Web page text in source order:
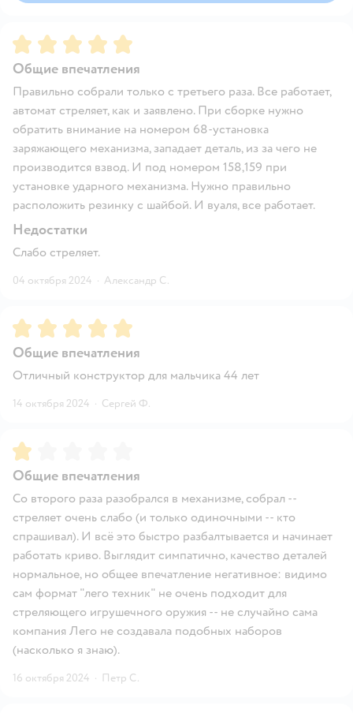
Рейтинг:5
Общие впечатления
Правильно собрали только с третьего раза. Все работает,
автомат стреляет, как и заявлено. При сборке нужно
обратить внимание на номером 68-установка
заряжающего механизма, западает деталь, из за чего не
производится взвод. И под номером 158,159 при
установке ударного механизма. Нужно правильно
расположить резинку с шайбой. И вуаля, все работает.
Недостатки
Слабо стреляет.
04 октября 2024 · Александр С.
Рейтинг:5
Общие впечатления
Отличный конструктор для мальчика 44 лет
14 октября 2024 · Сергей Ф.
Рейтинг:
Общие впечатления
Со второго раза разобрался в механизме, собрал --
стреляет очень слабо (и только одиночными -- кто
спрашивал). И всё это быстро разбалтывается и начинает
работать криво. Выглядит симпатично, качество деталей
нормальное, но общее впечатление негативное: видимо
сам формат "лего техник" не очень подходит для
стреляющего игрушечного оружия -- не случайно сама
компания Лего не создавала подобных наборов
(насколько я знаю).
16 октября 2024 · Петр С.